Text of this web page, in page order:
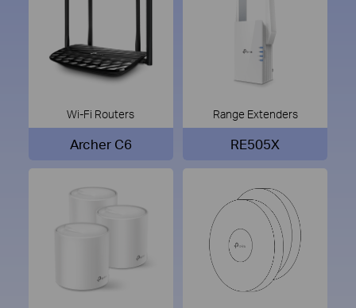
Wi-Fi Routers
Archer C6
Range Extenders
RE505X